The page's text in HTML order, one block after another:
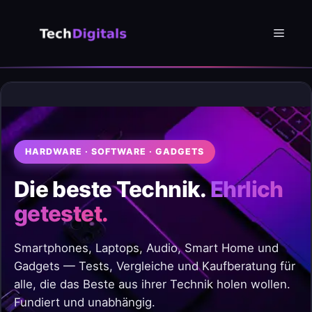
Menü
HARDWARE · SOFTWARE · GADGETS
Die beste Technik.Ehrlich
getestet.
Smartphones, Laptops, Audio, Smart Home und
Gadgets — Tests, Vergleiche und Kaufberatung für
alle, die das Beste aus ihrer Technik holen wollen.
Fundiert und unabhängig.